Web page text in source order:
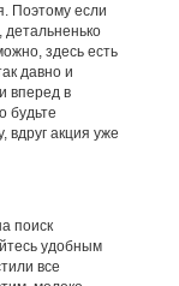
Поэтому если
детальненько
здесь есть
давно и
вперед в
будьте
вдруг акция уже
поиск
удобным
все